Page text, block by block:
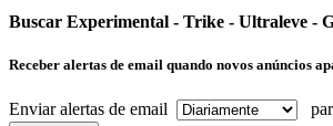
Buscar Experimental - Trike - Ultraleve -
Receber alertas de email quando novos anúncios
Enviar alertas de email